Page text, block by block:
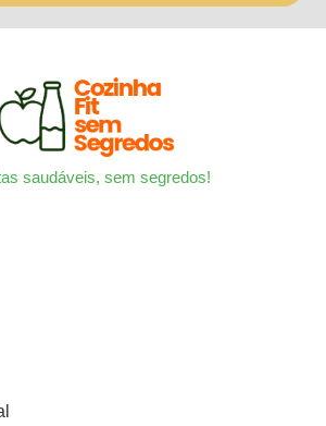
saudáveis, sem segredos!